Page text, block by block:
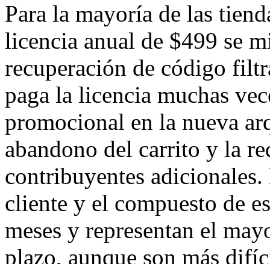
Para la mayoría de las
licencia anual de $499 se
recuperación de código
paga la licencia muchas
promocional en la nueva
abandono del carrito y la
contribuyentes
cliente y el compuesto de
meses y representan el
plazo, aunque son más